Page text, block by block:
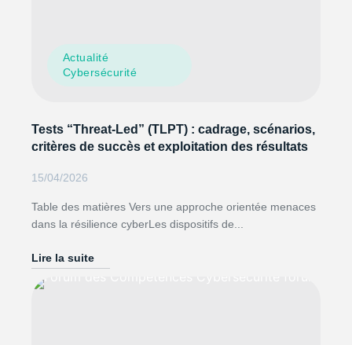
Actualité
Cybersécurité
Tests “Threat-Led” (TLPT) : cadrage, scénarios,
critères de succès et exploitation des résultats
15/04/2026
Table des matières Vers une approche orientée menaces
dans la résilience cyberLes dispositifs de...
Lire la suite